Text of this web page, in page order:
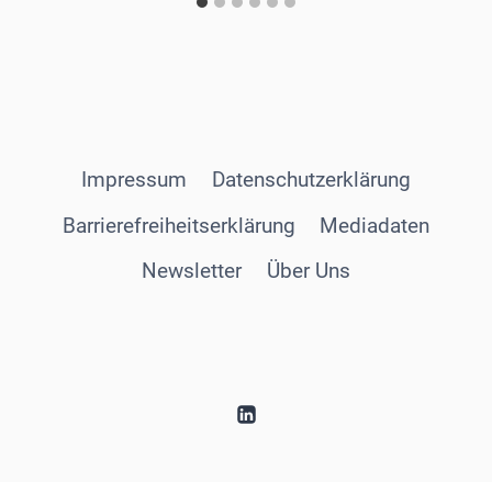
Impressum
Datenschutzerklärung
Barrierefreiheitserklärung
Mediadaten
Newsletter
Über Uns